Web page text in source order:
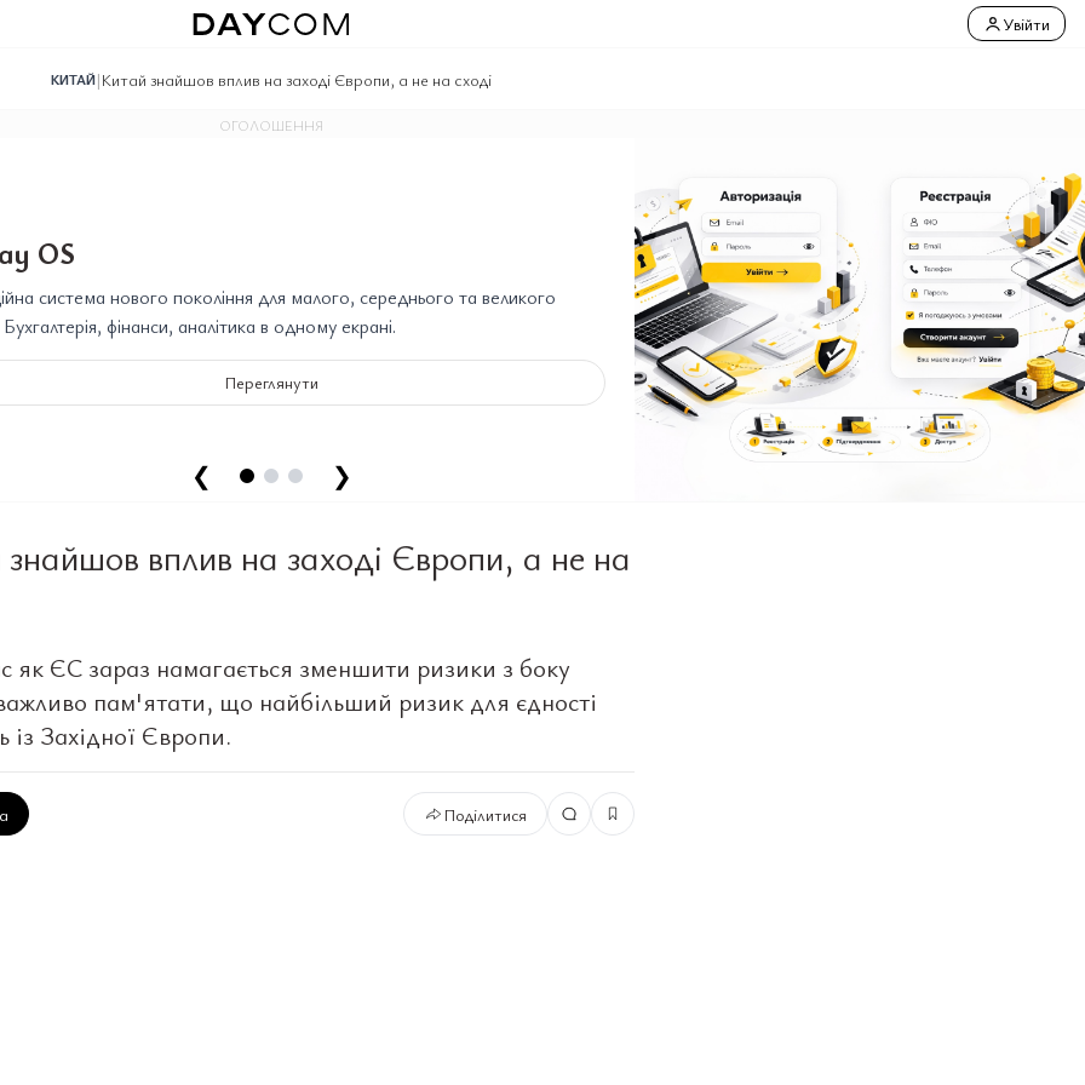
Увійти
КИТАЙ|Китай знайшов вплив на заході Європи, а не на сході
ОГОЛОШЕННЯ
OS
система нового покоління для малого, середнього та великого
Бухгалтерія, фінанси, аналітика в одному екрані.
Переглянути
❮ ❯
вплив на заході Європи, а не на
як ЄС зараз намагається зменшити ризики з боку
пам'ятати, що найбільший ризик для єдності
із Західної Європи.
Поділитися